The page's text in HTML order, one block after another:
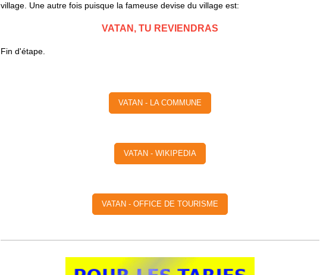
village. Une autre fois puisque la fameuse devise du village est:
VATAN, TU REVIENDRAS
Fin d'étape.
VATAN - LA COMMUNE
VATAN - WIKIPEDIA
VATAN - OFFICE DE TOURISME